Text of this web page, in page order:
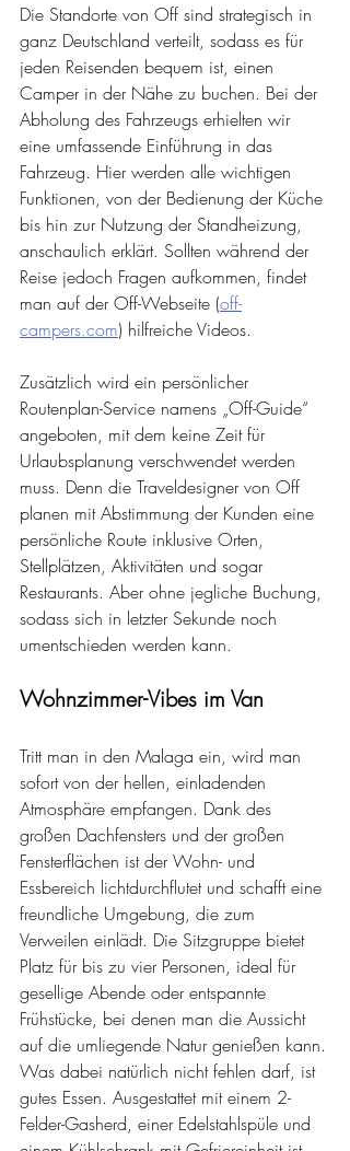
Die Standorte von Off sind strategisch in
ganz Deutschland verteilt, sodass es für
jeden Reisenden bequem ist, einen
Camper in der Nähe zu buchen. Bei der
Abholung des Fahrzeugs erhielten wir
eine umfassende Einführung in das
Fahrzeug. Hier werden alle wichtigen
Funktionen, von der Bedienung der Küche
bis hin zur Nutzung der Standheizung,
anschaulich erklärt. Sollten während der
Reise jedoch Fragen aufkommen, findet
man auf der Off-Webseite (off-
campers.com) hilfreiche Videos.
Zusätzlich wird ein persönlicher
Routenplan-Service namens „Off-Guide“
angeboten, mit dem keine Zeit für
Urlaubsplanung verschwendet werden
muss. Denn die Traveldesigner von Off
planen mit Abstimmung der Kunden eine
persönliche Route inklusive Orten,
Stellplätzen, Aktivitäten und sogar
Restaurants. Aber ohne jegliche Buchung,
sodass sich in letzter Sekunde noch
umentschieden werden kann.
Wohnzimmer-Vibes im Van
Tritt man in den Malaga ein, wird man
sofort von der hellen, einladenden
Atmosphäre empfangen. Dank des
großen Dachfensters und der großen
Fensterflächen ist der Wohn- und
Essbereich lichtdurchflutet und schafft eine
freundliche Umgebung, die zum
Verweilen einlädt. Die Sitzgruppe bietet
Platz für bis zu vier Personen, ideal für
gesellige Abende oder entspannte
Frühstücke, bei denen man die Aussicht
auf die umliegende Natur genießen kann.
Was dabei natürlich nicht fehlen darf, ist
gutes Essen. Ausgestattet mit einem 2-
Felder-Gasherd, einer Edelstahlspüle und